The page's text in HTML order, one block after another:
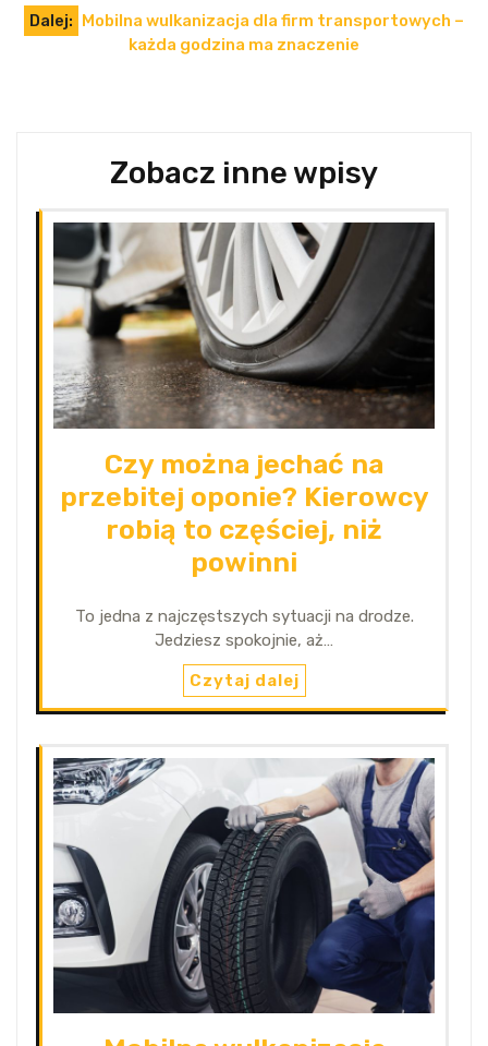
Dalej: Mobilna wulkanizacja dla firm transportowych –
każda godzina ma znaczenie
Zobacz inne wpisy
Czy można jechać na
przebitej oponie? Kierowcy
robią to częściej, niż
powinni
To jedna z najczęstszych sytuacji na drodze.
Jedziesz spokojnie, aż…
Czytaj dalej